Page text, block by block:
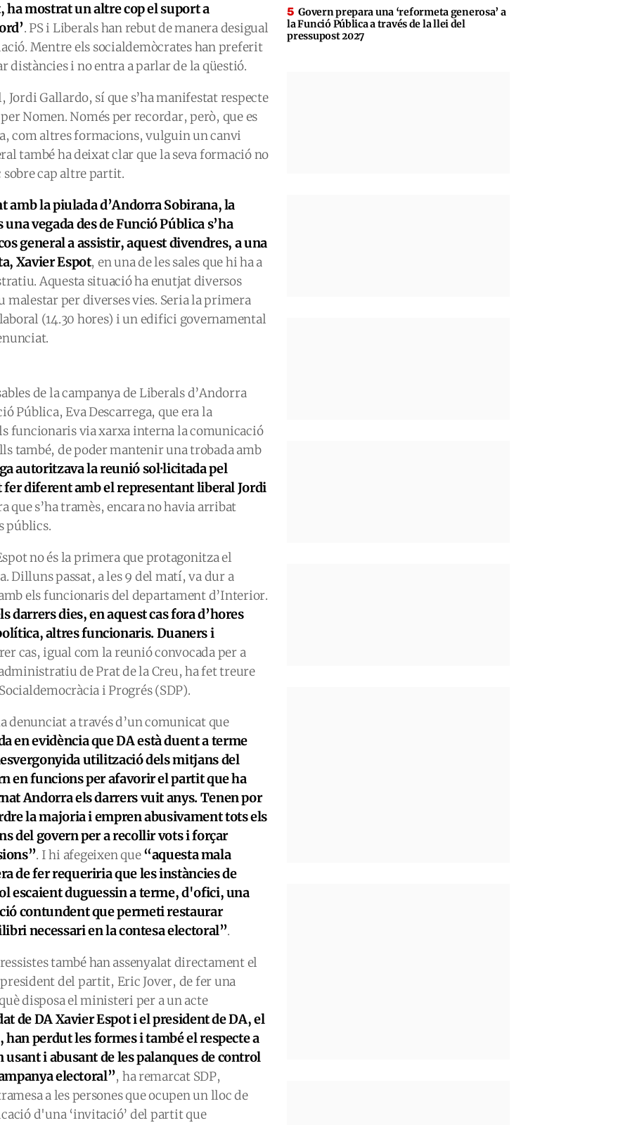
ha mostrat un altre cop el suport a
. PS i Liberals han rebut de manera desigual
Mentre els socialdemòcrates han preferit
distàncies i no entra a parlar de la qüestió.
Jordi Gallardo, sí que s’ha manifestat respecte
Nomen. Només per recordar, però, que es
com altres formacions, vulguin un canvi
també ha deixat clar que la seva formació no
cap altre partit.
amb la piulada d’Andorra Sobirana, la
vegada des de Funció Pública s’ha
general a assistir, aquest divendres, a una
Xavier Espot, en una de les sales que hi ha a
Aquesta situació ha enutjat diversos
per diverses vies. Seria la primera
(14.30 hores) i un edifici governamental
de la campanya de Liberals d’Andorra
Pública, Eva Descarrega, que era la
funcionaris via xarxa interna la comunicació
també, de poder mantenir una trobada amb
autoritzava la reunió sol·licitada pel
diferent amb el representant liberal Jordi
que s’ha tramès, encara no havia arribat
públics.
no és la primera que protagonitza el
Dilluns passat, a les 9 del matí, va dur a
els funcionaris del departament d’Interior.
darrers dies, en aquest cas fora d’hores
altres funcionaris. Duaners i
cas, igual com la reunió convocada per a
de Prat de la Creu, ha fet treure
i Progrés (SDP).
denunciat a través d’un comunicat que
en evidència que DA està duent a terme
utilització dels mitjans del
en funcions per afavorir el partit que ha
Andorra els darrers vuit anys. Tenen por
la majoria i empren abusivament tots els
del govern per a recollir vots i forçar
. I hi afegeixen que“aquesta mala
de fer requeriria que les instàncies de
escaient duguessin a terme, d'ofici, una
contundent que permeti restaurar
necessari en la contesa electoral”.
també han assenyalat directament el
del partit, Eric Jover, de fer una
disposa el ministeri per a un acte
de DA Xavier Espot i el president de DA, el
perdut les formes i també el respecte a
i abusant de les palanques de control
electoral”, ha remarcat SDP,
a les persones que ocupen un lloc de
d'una ‘invitació’ del partit que
Govern prepara una ‘reformeta generosa’ a
la Funció Pública a través de la llei del
pressupost 2027